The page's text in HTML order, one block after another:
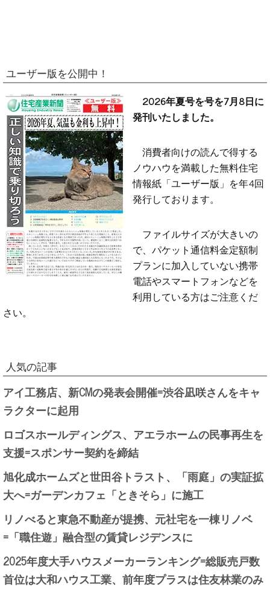
ユーザー版を公開中！
2026年夏号を号を7月8日に
発刊いたしました。
消費者向けの読んで得する
ノウハウを満載した無料住宅
情報紙「ユーザー版」を年4回
発行しております。
ファイルサイズが大きいの
で、パケット通信料金定額制
プランに加入していない携帯
電話やスマートフォンなどを
利用している方はご注意くだ
さい。
人気の記事
アイ工務店、新CMの発表会開催=渋谷凪咲さんをキャ
ラクターに起用
ロゴスホールディングス、アエラホームの民事再生を
支援=スポンサー契約を締結
旭化成ホームズと世田谷トラスト、「雨庭」の実証拡
大へ=ガーデンカフェ「ときそら」に施工
リノべると東急不動産が提携、元社宅を一棟リノベ
=「職住遊」融合型の賃貸レジデンスに
2025年度大手ハウスメーカーランキング=総販売戸数
首位は大和ハウス工業、前年度プラスは住友林業のみ